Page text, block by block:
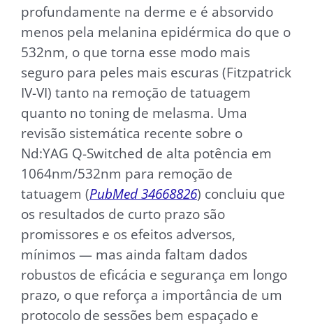
profundamente na derme e é absorvido
menos pela melanina epidérmica do que o
532nm, o que torna esse modo mais
seguro para peles mais escuras (Fitzpatrick
IV-VI) tanto na remoção de tatuagem
quanto no toning de melasma. Uma
revisão sistemática recente sobre o
Nd:YAG Q-Switched de alta potência em
1064nm/532nm para remoção de
tatuagem (PubMed 34668826) concluiu que
os resultados de curto prazo são
promissores e os efeitos adversos,
mínimos — mas ainda faltam dados
robustos de eficácia e segurança em longo
prazo, o que reforça a importância de um
protocolo de sessões bem espaçado e